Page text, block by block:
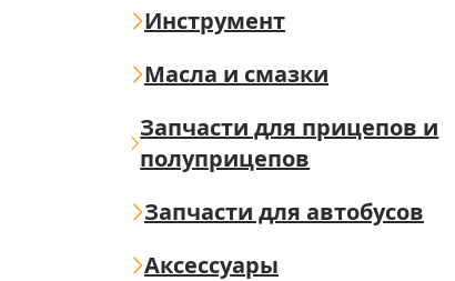
Инструмент
Масла и смазки
Запчасти для прицепов и
полуприцепов
Запчасти для автобусов
Аксессуары